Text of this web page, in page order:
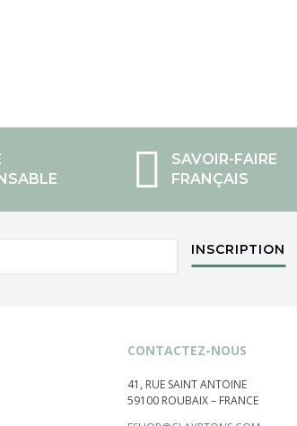
SAVOIR-FAIRE
FRANÇAIS
INSCRIPTION
CONTACTEZ-NOUS
41, RUE SAINT ANTOINE
59100 ROUBAIX – FRANCE